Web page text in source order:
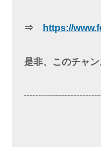
⇒ https://
是非、このチャン